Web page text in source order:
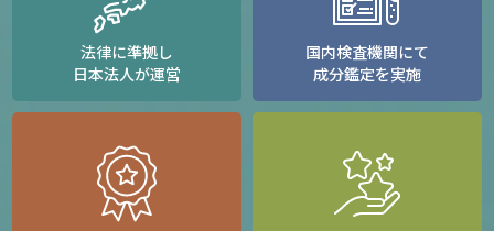
法律に準拠し
日本法人が運営
国内検査機関にて
成分鑑定を実施